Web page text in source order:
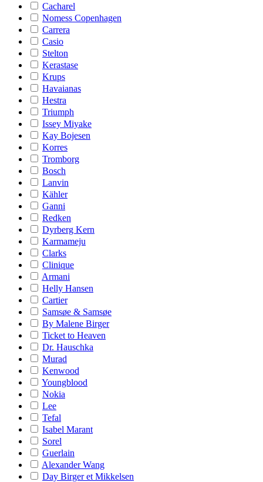
Cacharel
Nomess Copenhagen
Carrera
Casio
Stelton
Kerastase
Krups
Havaianas
Hestra
Triumph
Issey Miyake
Kay Bojesen
Korres
Tromborg
Bosch
Lanvin
Kähler
Ganni
Redken
Dyrberg Kern
Karmameju
Clarks
Clinique
Armani
Helly Hansen
Cartier
Samsøe & Samsøe
By Malene Birger
Ticket to Heaven
Dr. Hauschka
Murad
Kenwood
Youngblood
Nokia
Lee
Tefal
Isabel Marant
Sorel
Guerlain
Alexander Wang
Day Birger et Mikkelsen